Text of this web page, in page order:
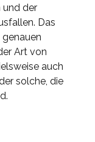
und der
Das
Art von
auch
solche, die